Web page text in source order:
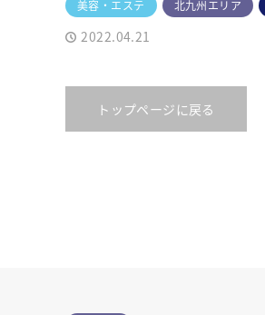
美容・エステ 北九州エリア
2022.04.21
トップページに戻る